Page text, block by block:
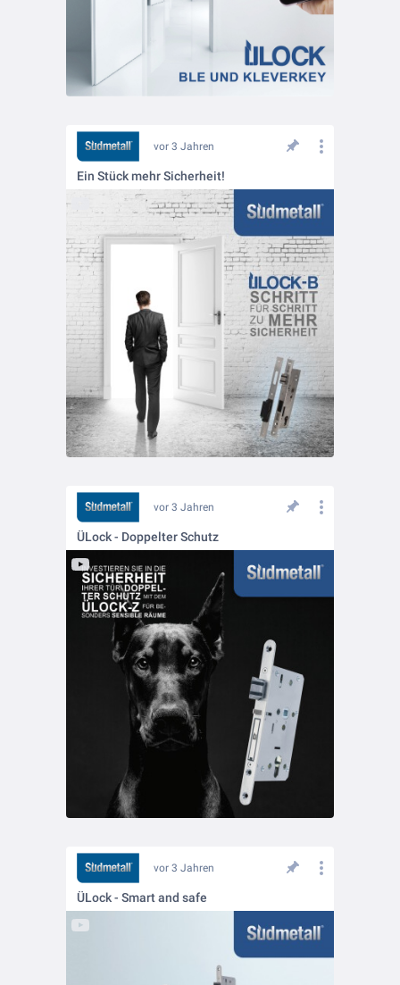
vor 3 Jahren
Ein Stück mehr Sicherheit!
vor 3 Jahren
ÜLock - Doppelter Schutz
vor 3 Jahren
ÜLock - Smart and safe